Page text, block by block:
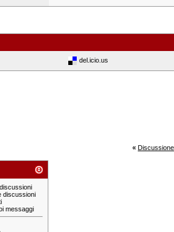
del.icio.us
«
discussioni
messaggi